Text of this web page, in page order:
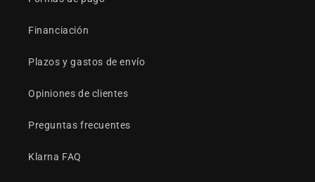
Financiación
Plazos y gastos de envío
Opiniones de clientes
Preguntas frecuentes
Klarna FAQ